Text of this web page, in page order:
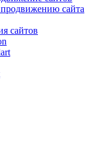
сайта
сайтов